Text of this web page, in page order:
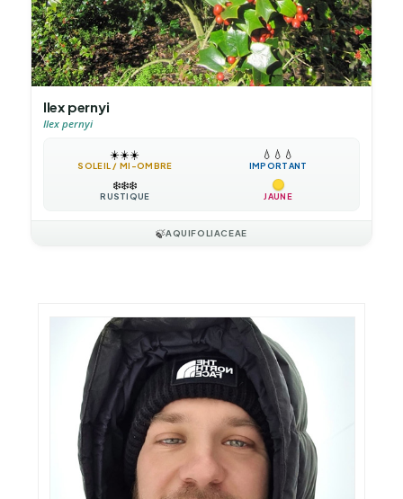
Ilex pernyi
Ilex pernyi
☀️☀️☀️
SOLEIL / MI-OMBRE
💧 💧 💧
IMPORTANT
❄️❄️❄️
RUSTIQUE JAUNE
🍃AQUIFOLIACEAE